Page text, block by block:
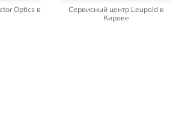
Optics в
Сервисный центр Leupold в
Кирове